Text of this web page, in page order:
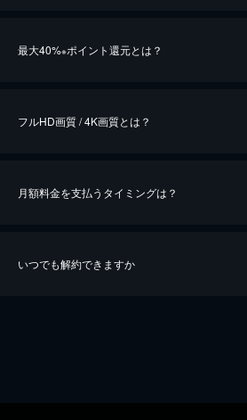
最大40%※ポイント還元とは？
※40％ポイント還元の対象は、クレジットカード決済に
iOSアプリのUコイン決済による作品の購入 / レンタル
フルHD画質 / 4K画質とは？
月額料金を支払うタイミングは？
いつでも解約できますか